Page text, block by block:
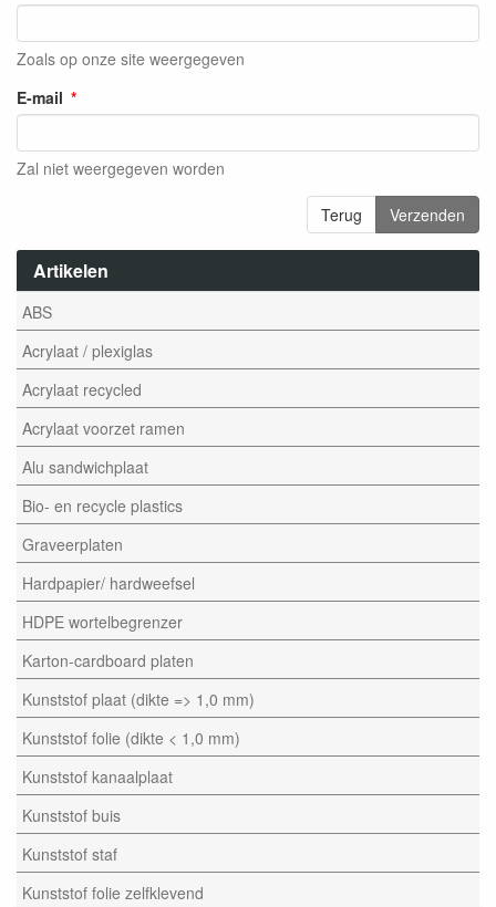
Artikelen
ABS
Acrylaat / plexiglas
Acrylaat recycled
Acrylaat voorzet ramen
Alu sandwichplaat
Bio- en recycle plastics
Graveerplaten
Hardpapier/ hardweefsel
HDPE wortelbegrenzer
Karton-cardboard platen
Kunststof plaat (dikte => 1,0 mm)
Kunststof folie (dikte < 1,0 mm)
Kunststof kanaalplaat
Kunststof buis
Kunststof staf
Kunststof folie zelfklevend
Zoals op onze site weergegeven
E-mail
Zal niet weergegeven worden
Terug Verzenden